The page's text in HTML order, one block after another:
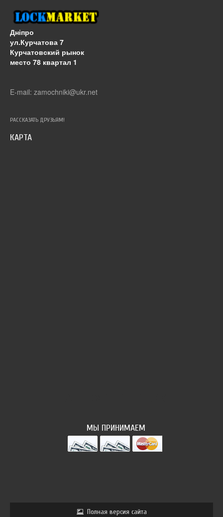
Дніпро
ул.Курчатова 7
Курчатовский рынок
место 78 квартал 1
E-mail: zamochniki@ukr.net
РАССКАЗАТЬ ДРУЗЬЯМ!
КАРТА
МЫ ПРИНИМАЕМ
Полная версия сайта